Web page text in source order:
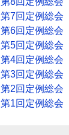
第7回定例総会
第6回定例総会
第5回定例総会
第4回定例総会
第3回定例総会
第2回定例総会
第1回定例総会